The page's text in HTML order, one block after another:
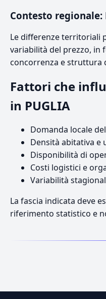
Contesto regionale:
Le differenze territoriali
variabilità del prezzo, in
concorrenza e struttura
Fattori che
in PUGLIA
Domanda locale
Densità abitativa e
Disponibilità di
Costi logistici e
Variabilità
La fascia indicata deve
riferimento statistico e